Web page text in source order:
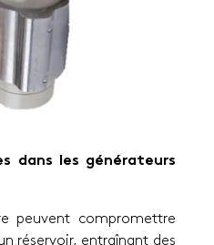
dans les générateurs
peuvent compromettre
réservoir, entraînant des